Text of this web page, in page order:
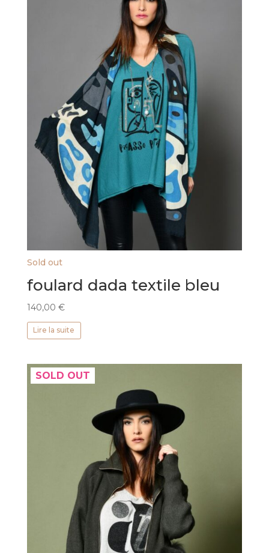
Sold out
foulard dada textile bleu
140,00 €
Lire la suite
SOLD OUT